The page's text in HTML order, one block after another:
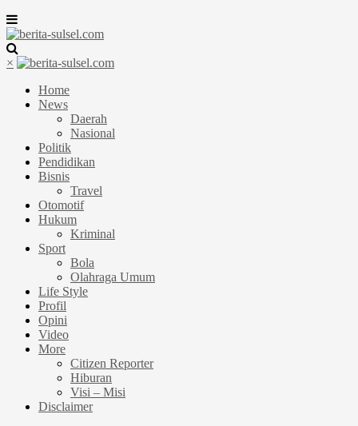
×
Home
News
Daerah
Nasional
Politik
Pendidikan
Bisnis
Travel
Otomotif
Hukum
Kriminal
Sport
Bola
Olahraga Umum
Life Style
Profil
Opini
Video
More
Citizen Reporter
Hiburan
Visi – Misi
Disclaimer